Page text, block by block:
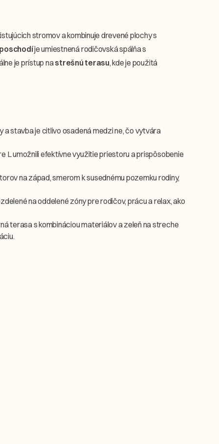
stromov a kombinuje drevené plochy s
je umiestnená rodičovská spálňa s
je prístup nastrešnú terasu, kde je použitá
stavba je citlivo osadená medzi ne, čo vytvára
L umožnili efektívne využitie priestoru a prispôsobenie
na západ, smerom k susednému pozemku rodiny,
na oddelené zóny pre rodičov, prácu a relax, ako
terasa s kombináciou materiálov a zeleň na streche